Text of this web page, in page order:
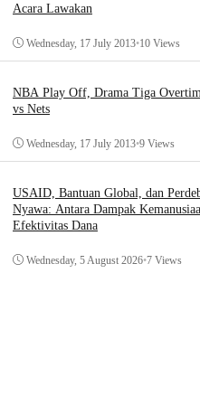
Acara Lawakan
Wednesday, 17 July 2013•10 Views
NBA Play Off, Drama Tiga
vs Nets
Wednesday, 17 July 2013•9 Views
USAID, Bantuan Global, dan
Nyawa: Antara Dampak
Efektivitas Dana
Wednesday, 5 August 2026•7 Views